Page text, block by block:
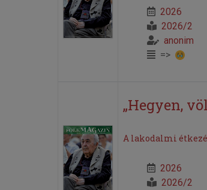
2026
2026/2
anonim
=>
„Hegyen,
A lakodalmi
2026
2026/2